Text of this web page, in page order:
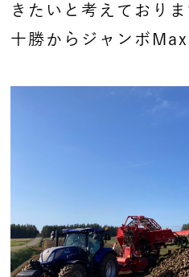
きたいと考えておりま
十勝からジャンボ